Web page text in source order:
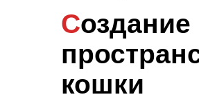
Создание безопасного
кошки